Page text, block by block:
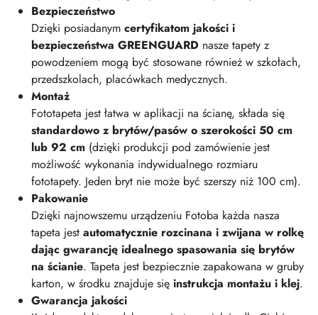
Bezpieczeństwo
Dzięki posiadanym certyfikatom jakości i
bezpieczeństwa GREENGUARD nasze tapety z
powodzeniem mogą być stosowane również w szkołach,
przedszkolach, placówkach medycznych.
Montaż
Fototapeta jest łatwa w aplikacji na ścianę, składa się
standardowo z brytów/pasów o szerokości 50 cm
lub 92 cm (dzięki produkcji pod zamówienie jest
możliwość wykonania indywidualnego rozmiaru
fototapety. Jeden bryt nie może być szerszy niż 100 cm).
Pakowanie
Dzięki najnowszemu urządzeniu Fotoba każda nasza
tapeta jest automatycznie rozcinana i zwijana w rolkę
dając gwarancję idealnego spasowania się brytów
na ścianie. Tapeta jest bezpiecznie zapakowana w gruby
karton, w środku znajduje się instrukcja montażu i klej.
Gwarancja jakości